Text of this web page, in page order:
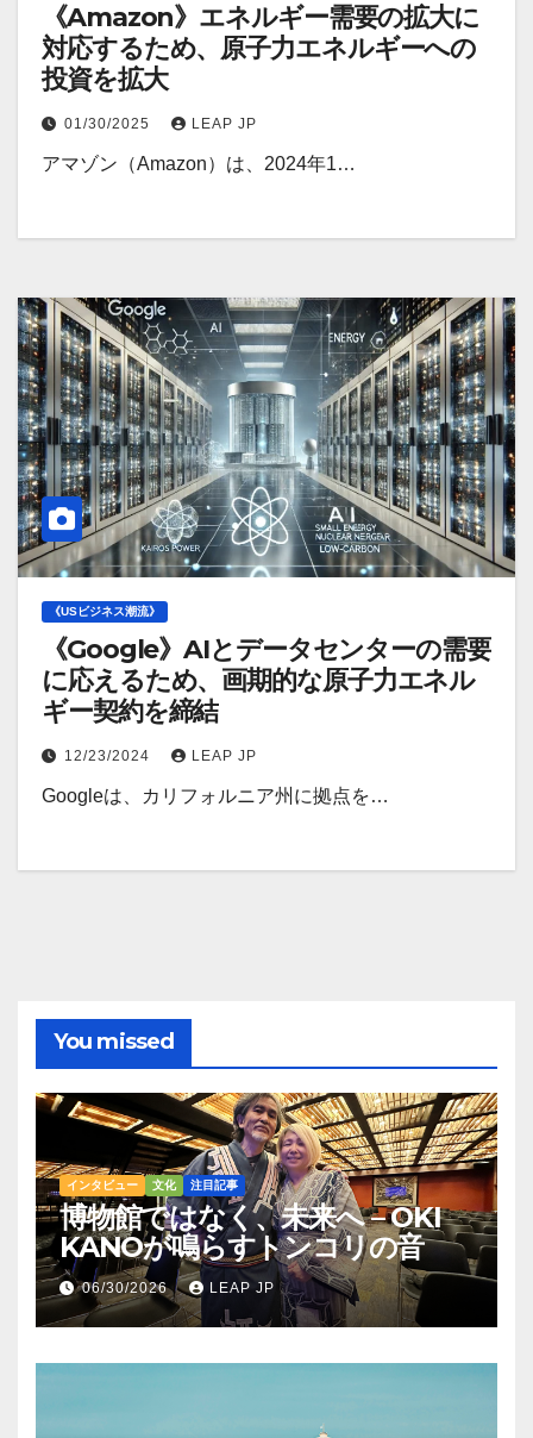
《Amazon》エネルギー需要の拡大に
対応するため、原子力エネルギーへの
投資を拡大
01/30/2025 LEAP JP
アマゾン（Amazon）は、2024年1…
《USビジネス潮流》
《Google》AIとデータセンターの需要
に応えるため、画期的な原子力エネル
ギー契約を締結
12/23/2024 LEAP JP
Googleは、カリフォルニア州に拠点を…
You missed
インタビュー 文化 注目記事
博物館ではなく、未来へ – OKI
KANOが鳴らすトンコリの音
06/30/2026 LEAP JP